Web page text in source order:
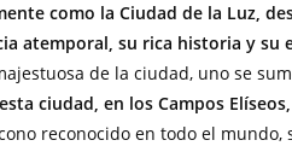
como la Ciudad de la Luz,
atemporal, su rica historia y su
de la ciudad, uno se
ciudad, en los Campos
reconocido en todo el